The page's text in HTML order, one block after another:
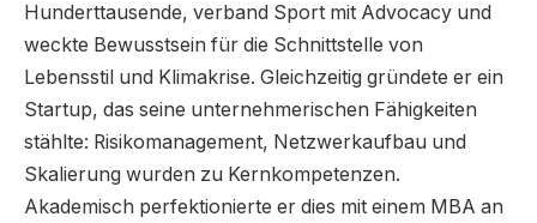
Hunderttausende, verband Sport mit Advocacy und
weckte Bewusstsein für die Schnittstelle von
Lebensstil und Klimakrise. Gleichzeitig gründete er ein
Startup, das seine unternehmerischen Fähigkeiten
stählte: Risikomanagement, Netzwerkaufbau und
Skalierung wurden zu Kernkompetenzen.
Akademisch perfektionierte er dies mit einem MBA an